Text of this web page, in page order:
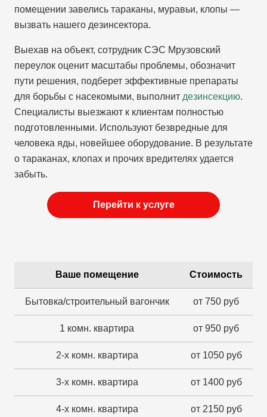
помещении завелись тараканы, муравьи, клопы —
вызвать нашего дезинсектора.
Выехав на объект, сотрудник СЭС Мрузовский
переулок оценит масштабы проблемы, обозначит
пути решения, подберет эффективные препараты
для борьбы с насекомыми, выполнит дезинсекцию.
Специалисты выезжают к клиентам полностью
подготовленными. Используют безвредные для
человека яды, новейшее оборудование. В результате
о тараканах, клопах и прочих вредителях удается
забыть.
Перейти к услуге
Ваше помещение Стоимость
Бытовка/строительный вагончик от 750 руб
1 комн. квартира от 950 руб
2-х комн. квартира от 1050 руб
3-х комн. квартира от 1400 руб
4-х комн. квартира от 2150 руб